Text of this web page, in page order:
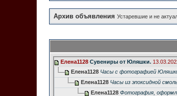
Архив объявления Устаревшие и не
Елена1128 Сувениры от Юляшки.
Елена1128 Часы с фотографией
Елена1128 Часы из эпоксидной
Елена1128 Фотография,